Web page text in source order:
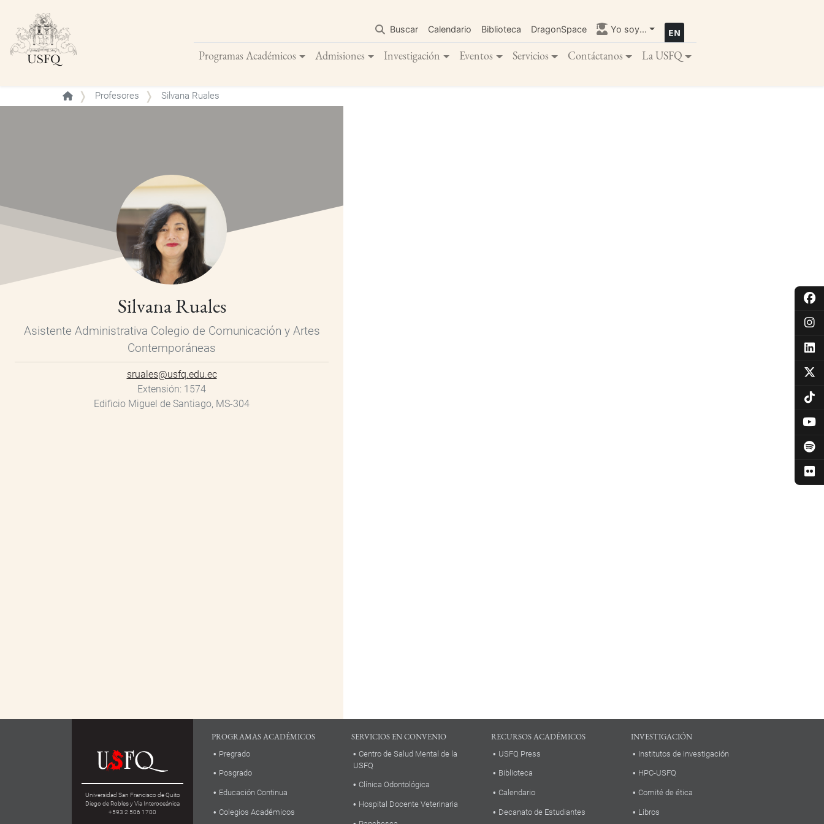
contenido
principal
Buscar Calendario Biblioteca DragonSpace Yo soy...
Programas Académicos Admisiones Investigación Eventos Servicios Contáctanos La USFQ
Buscar
Profesores Silvana Ruales
Silvana Ruales
Asistente Administrativa Colegio de Comunicación y Artes
Contemporáneas
sruales@usfq.edu.ec
Extensión 1574
Edificio Miguel de Santiago, MS-304
Universidad San Francisco de Quito
Diego de Robles y Vía Interoceánica
+593 2 506 1700
PROGRAMAS ACADÉMICOS
Pregrado
Posgrado
Educación Continua
Colegios Académicos
SERVICIOS EN CONVENIO
Centro de Salud Mental de la
USFQ
Clínica Odontológica
Hospital Docente Veterinaria
RECURSOS ACADÉMICOS
USFQ Press
Biblioteca
Calendario
Decanato de Estudiantes
INVESTIGACIÓN
Institutos de investigación
HPC-USFQ
Comité de ética
Libros